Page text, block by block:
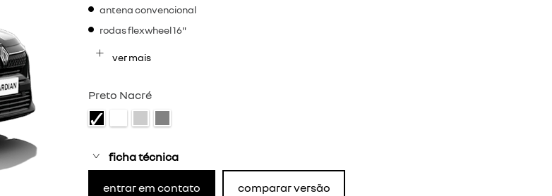
antena convencional
rodas flexwheel 16"
ver mais
Preto Nacré
ficha técnica
entrar em contato comparar versão